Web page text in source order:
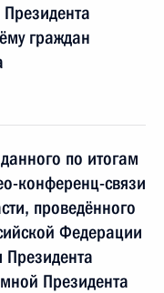
граждан
по итогам
конференц-связи
проведённого
Федерации
Президента
Президента